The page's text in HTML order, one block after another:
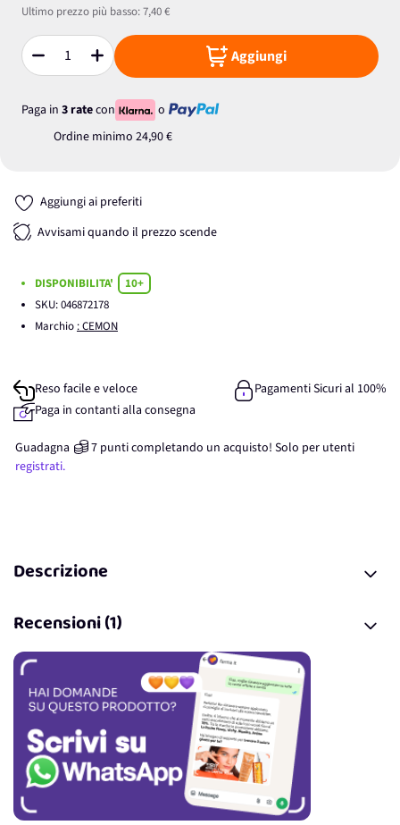
Ultimo prezzo più basso:7,40 €
Quantità Aggiungi
Paga in 3 ratecon
o
Ordine minimo 24,90 €
Aggiungi ai preferiti
Avvisami quando il prezzo scende
DISPONIBILITA'
10+
SKU:046872178
Marchio : CEMON
Reso facile e veloce
Pagamenti Sicuri al 100%
Paga in contanti alla consegna
Guadagna 7 punticompletando un acquisto! Solo per utenti
registrati.
Descrizione
Recensioni (1)